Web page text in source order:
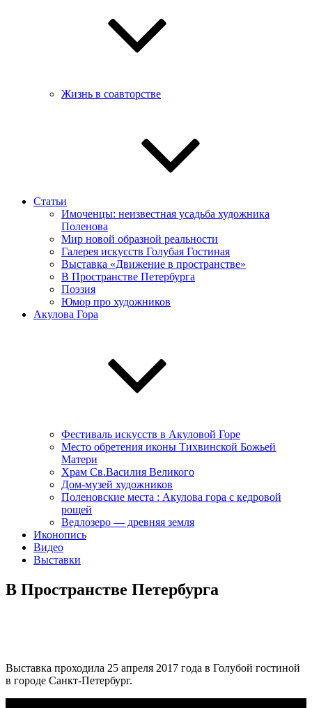
Жизнь в соавторстве
Статьи
Имоченцы: неизвестная усадьба художника
Поленова
Мир новой образной реальности
Галерея искусств Голубая Гостиная
Выставка «Движение в пространстве»
В Пространстве Петербурга
Поэзия
Юмор про художников
Акулова Гора
Фестиваль искусств в Акуловой Горе
Место обретения иконы Тихвинской Божьей
Матери
Храм Св.Василия Великого
Дом-музей художников
Поленовские места : Акулова гора с кедровой
рощей
Ведлозеро — древняя земля
Иконопись
Видео
Выставки
В Пространстве Петербурга
Выставка проходила 25 апреля 2017 года в Голубой гостиной
в городе Санкт-Петербург.